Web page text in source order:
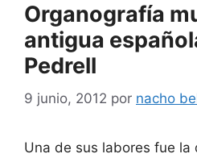
Organografía
antigua
Pedrell
9 junio, 2012 por nacho
Una de sus labores fue la